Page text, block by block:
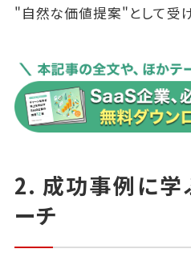
"自然な価値提案"として受
2. 成功事例に学
ーチ